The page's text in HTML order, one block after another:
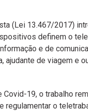
(Lei 13.467/2017)
definem o
e de
ajudante de viagem e
Covid-19, o trabalho
regulamentar o